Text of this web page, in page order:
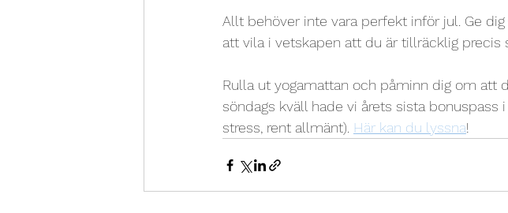
Allt behöver inte vara perfekt inför jul. Ge
att vila i vetskapen att du är tillräcklig precis
Rulla ut yogamattan och påminn dig om att
söndags kväll hade vi årets sista
stress, rent allmänt). Här kan du lyssna!